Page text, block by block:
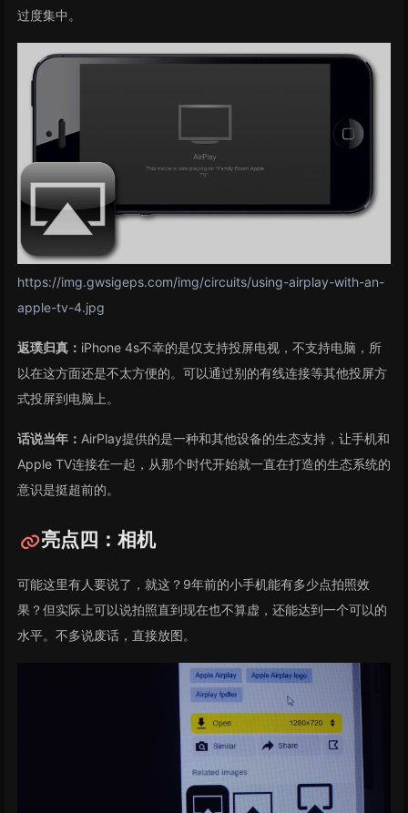
过度集中。
https://img.gwsigeps.com/img/circuits/using-airplay-with-an-
apple-tv-4.jpg
返璞归真： iPhone 4s不幸的是仅支持投屏电视，不支持电脑，所
以在这方面还是不太方便的。可以通过别的有线连接等其他投屏方
式投屏到电脑上。
话说当年： AirPlay提供的是一种和其他设备的生态支持，让手机和
Apple TV连接在一起，从那个时代开始就一直在打造的生态系统的
意识是挺超前的。
亮点四：相机
可能这里有人要说了，就这？9年前的小手机能有多少点拍照效
果？但实际上可以说拍照直到现在也不算虚，还能达到一个可以的
水平。不多说废话，直接放图。